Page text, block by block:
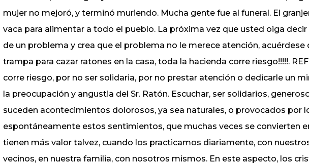
mujer no mejoró, y terminó muriendo. Mucha gente fue al funeral. El
vaca para alimentar a todo el pueblo. La próxima vez que usted oiga
de un problema y crea que el problema no le merece atención, acuérdese
trampa para cazar ratones en la casa, toda la hacienda corre riesgo!!!!!.
corre riesgo, por no ser solidaria, por no prestar atención o dedicarle un
la preocupación y angustia del Sr. Ratón. Escuchar, ser solidarios,
suceden acontecimientos dolorosos, ya sea naturales, o provocados por
espontáneamente estos sentimientos, que muchas veces se convierten
tienen más valor talvez, cuando los practicamos diariamente, con
vecinos, en nuestra familia, con nosotros mismos. En este aspecto, los